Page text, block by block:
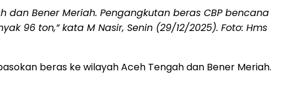
Bener Meriah. Pengangkutan beras CBP bencana
96 ton,” kata M Nasir, Senin (29/12/2025). Foto: Hms
beras ke wilayah Aceh Tengah dan Bener Meriah.